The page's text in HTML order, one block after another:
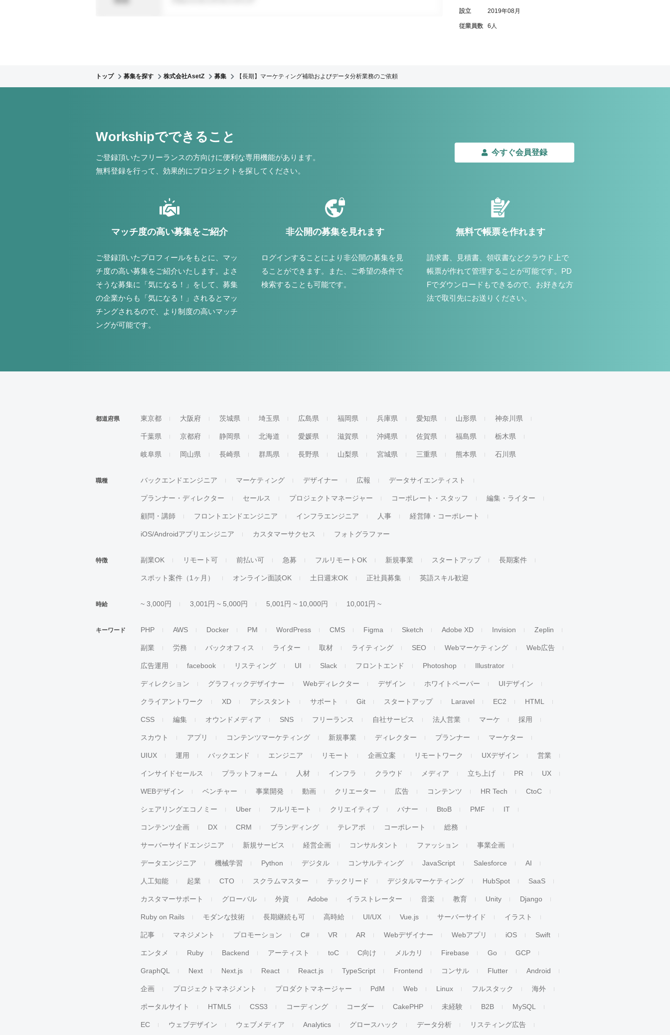
設立 2019年08月
従業員数 6人
トップ 募集を探す 株式会社AsetZ 募集 【長期】マーケティング補助およびデータ分析業務のご依頼
Workshipでできること
ご登録頂いたフリーランスの方向けに便利な専用機能があります。
無料登録を行って、効果的にプロジェクトを探してください。
今すぐ会員登録
マッチ度の高い募集をご紹介
ご登録頂いたプロフィールをもとに、マッ
チ度の高い募集をご紹介いたします。よさ
そうな募集に「気になる！」をして、募集
の企業からも「気になる！」されるとマッ
チングされるので、より制度の高いマッチ
ングが可能です。
非公開の募集を見れます
ログインすることにより非公開の募集を見
ることができます。また、ご希望の条件で
検索することも可能です。
無料で帳票を作れます
請求書、見積書、領収書などクラウド上で
帳票が作れて管理することが可能です。PD
Fでダウンロードもできるので、お好きな方
法で取引先にお送りください。
都道府県 東京都 大阪府 茨城県 埼玉県 広島県 福岡県 兵庫県 愛知県 山形県 神奈川県
千葉県 京都府 静岡県 北海道 愛媛県 滋賀県 沖縄県 佐賀県 福島県 栃木県
岐阜県 岡山県 長崎県 群馬県 長野県 山梨県 宮城県 三重県 熊本県 石川県
職種 バックエンドエンジニア マーケティング デザイナー 広報 データサイエンティスト
プランナー・ディレクター セールス プロジェクトマネージャー コーポレート・スタッフ 編集・ライター
顧問・講師 フロントエンドエンジニア インフラエンジニア 人事 経営陣・コーポレート
iOS/Androidアプリエンジニア カスタマーサクセス フォトグラファー
特徴 副業OK リモート可 前払い可 急募 フルリモートOK 新規事業 スタートアップ 長期案件
スポット案件（1ヶ月） オンライン面談OK 土日週末OK 正社員募集 英語スキル歓迎
時給 ~ 3,000円 3,001円 ~ 5,000円 5,001円 ~ 10,000円 10,001円 ~
キーワード PHP AWS Docker PM WordPress CMS Figma Sketch Adobe XD Invision Zeplin
副業 労務 バックオフィス ライター 取材 ライティング SEO Webマーケティング Web広告
広告運用 facebook リスティング UI Slack フロントエンド Photoshop Illustrator
ディレクション グラフィックデザイナー Webディレクター デザイン ホワイトペーパー UIデザイン
クライアントワーク XD アシスタント サポート Git スタートアップ Laravel EC2 HTML
CSS 編集 オウンドメディア SNS フリーランス 自社サービス 法人営業 マーケ 採用
スカウト アプリ コンテンツマーケティング 新規事業 ディレクター プランナー マーケター
UIUX 運用 バックエンド エンジニア リモート 企画立案 リモートワーク UXデザイン 営業
インサイドセールス プラットフォーム 人材 インフラ クラウド メディア 立ち上げ PR UX
WEBデザイン ベンチャー 事業開発 動画 クリエーター 広告 コンテンツ HR Tech CtoC
シェアリングエコノミー Uber フルリモート クリエイティブ バナー BtoB PMF IT
コンテンツ企画 DX CRM ブランディング テレアポ コーポレート 総務
サーバーサイドエンジニア 新規サービス 経営企画 コンサルタント ファッション 事業企画
データエンジニア 機械学習 Python デジタル コンサルティング JavaScript Salesforce AI
人工知能 起業 CTO スクラムマスター テックリード デジタルマーケティング HubSpot SaaS
カスタマーサポート グローバル 外資 Adobe イラストレーター 音楽 教育 Unity Django
Ruby on Rails モダンな技術 長期継続も可 高時給 UI/UX Vue.js サーバーサイド イラスト
記事 マネジメント プロモーション C# VR AR Webデザイナー Webアプリ iOS Swift
エンタメ Ruby Backend アーティスト toC C向け メルカリ Firebase Go GCP
GraphQL Next Next.js React React.js TypeScript Frontend コンサル Flutter Android
企画 プロジェクトマネジメント プロダクトマネージャー PdM Web Linux フルスタック 海外
ポータルサイト HTML5 CSS3 コーディング コーダー CakePHP 未経験 B2B MySQL
EC ウェブデザイン ウェブメディア Analytics グロースハック データ分析 リスティング広告